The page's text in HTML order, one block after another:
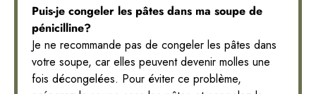
Puis-je congeler les pâtes dans ma soupe de
pénicilline?
Je ne recommande pas de congeler les pâtes dans
votre soupe, car elles peuvent devenir molles une
fois décongelées. Pour éviter ce problème,